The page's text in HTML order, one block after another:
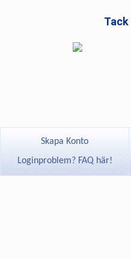
Skapa Konto
Loginproblem? FAQ här!